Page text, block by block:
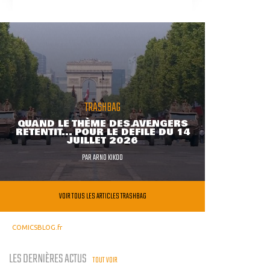
TRASHBAG
QUAND LE THÈME DES AVENGERS
RETENTIT... POUR LE DÉFILÉ DU 14
JUILLET 2026
PARARNO KIKOO
VOIR TOUS LES ARTICLES TRASHBAG
COMICSBLOG.fr
LES DERNIÈRES ACTUS TOUT VOIR